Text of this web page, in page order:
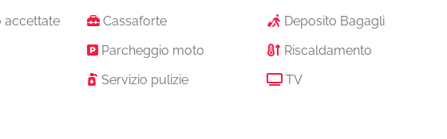
accettate
Cassaforte
Deposito Bagagli
Parcheggio moto
Riscaldamento
Servizio pulizie
TV